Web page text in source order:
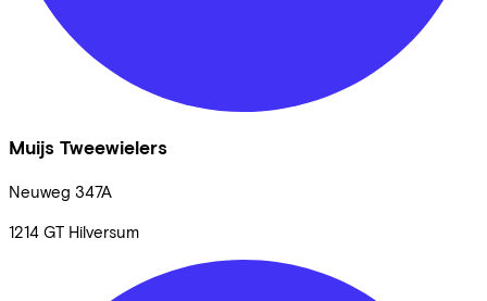
Muijs Tweewielers
Neuweg 347A
1214 GT Hilversum